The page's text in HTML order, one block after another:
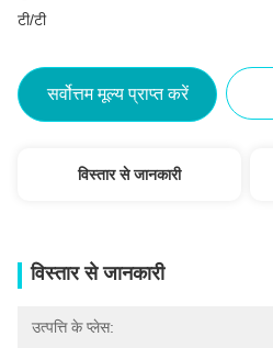
टी/टी
सर्वोत्तम मूल्य प्राप्त करें
विस्तार से जानकारी
विस्तार से जानकारी
उत्पत्ति के प्लेस: